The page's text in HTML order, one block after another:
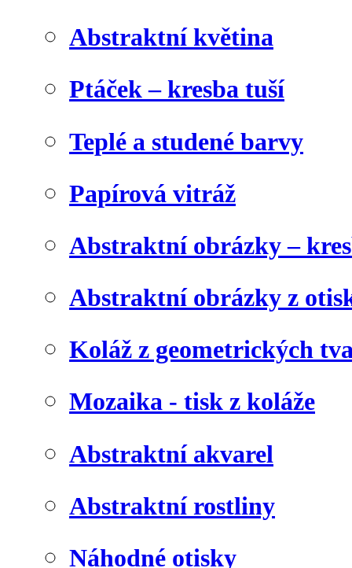
Abstraktní květina
Ptáček – kresba tuší
Teplé a studené barvy
Papírová vitráž
Abstraktní obrázky –
Abstraktní obrázky z
Koláž z geometrických
Mozaika - tisk z koláže
Abstraktní akvarel
Abstraktní rostliny
Náhodné otisky